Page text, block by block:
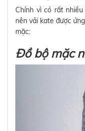
Chính vì có rất
nên vải kate được
mặc:
Đồ bộ mặc